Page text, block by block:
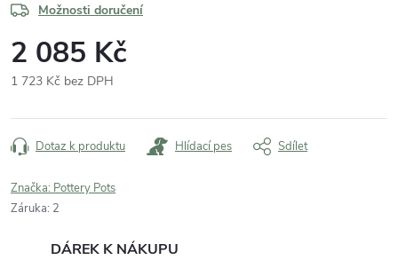
Možnosti doručení
2 085 Kč
1 723 Kč bez DPH
cena:
Dotaz k produktu Hlídací pes Sdílet
Značka: Pottery Pots
Záruka: 2
DÁREK K NÁKUPU